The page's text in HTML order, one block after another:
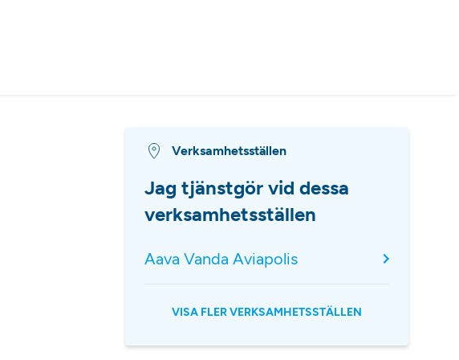
Verksamhetsställen
Jag tjänstgör vid dessa
verksamhetsställen
Aava Vanda Aviapolis
VISA FLER VERKSAMHETSSTÄLLEN